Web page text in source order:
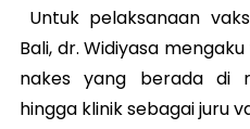
Untuk pelaksanaan
Bali, dr. Widiyasa
nakes yang berada di
hingga klinik sebagai juru